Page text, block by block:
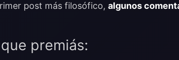
post más filosófico, algunos
premiás: